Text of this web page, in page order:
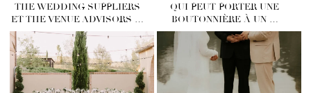
THE WEDDING SUPPLIERS
ET THE VENUE ADVISORS …
QUI PEUT PORTER UNE
BOUTONNIÈRE À UN …